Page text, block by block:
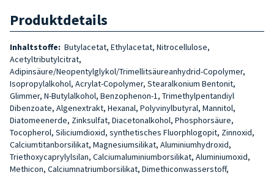
Produktdetails
Inhaltstoffe: Butylacetat, Ethylacetat, Nitrocellulose,
Acetyltributylcitrat,
Adipinsäure/Neopentylglykol/Trimellitsäureanhydrid-Copolymer,
Isopropylalkohol, Acrylat-Copolymer, Stearalkonium Bentonit,
Glimmer, N-Butylalkohol, Benzophenon-1, Trimethylpentandiyl
Dibenzoate, Algenextrakt, Hexanal, Polyvinylbutyral, Mannitol,
Diatomeenerde, Zinksulfat, Diacetonalkohol, Phosphorsäure,
Tocopherol, Siliciumdioxid, synthetisches Fluorphlogopit, Zinnoxid,
Calciumtitanborsilikat, Magnesiumsilikat, Aluminiumhydroxid,
Triethoxycaprylylsilan, Calciumaluminiumborsilikat, Aluminiumoxid,
Methicon, Calciumnatriumborsilikat, Dimethiconwasserstoff,